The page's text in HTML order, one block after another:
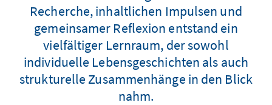
Recherche, inhaltlichen Impulsen und
gemeinsamer Reflexion entstand ein
vielfältiger Lernraum, der sowohl
individuelle Lebensgeschichten als auch
strukturelle Zusammenhänge in den Blick
nahm.